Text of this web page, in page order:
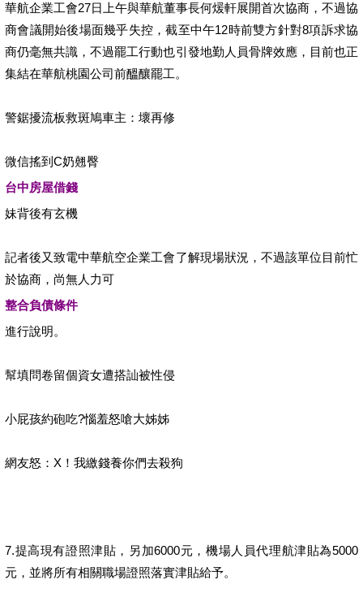
華航企業工會27日上午與華航董事長何煖軒展開首次協商，不過協
商會議開始後場面幾乎失控，截至中午12時前雙方針對8項訴求協
商仍毫無共識，不過罷工行動也引發地勤人員骨牌效應，目前也正
集結在華航桃園公司前醞釀罷工。
警鋸擾流板救斑鳩車主：壞再修
微信搖到C奶翹臀
台中房屋借錢
妹背後有玄機
記者後又致電中華航空企業工會了解現場狀況，不過該單位目前忙
於協商，尚無人力可
整合負債條件
進行說明。
幫填問卷留個資女遭搭訕被性侵
小屁孩約砲吃?惱羞怒嗆大姊姊
網友怒：X！我繳錢養你們去殺狗
7.提高現有證照津貼，另加6000元，機場人員代理航津貼為5000
元，並將所有相關職場證照落實津貼給予。